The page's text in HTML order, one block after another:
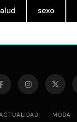
sexo
MODA